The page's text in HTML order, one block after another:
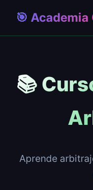
🎯 Academia
📚
Aprende